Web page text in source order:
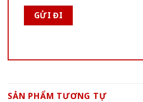
SẢN PHẨM TƯƠNG TỰ